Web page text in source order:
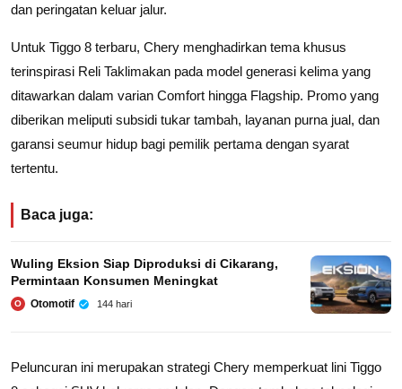
dan peringatan keluar jalur.
Untuk Tiggo 8 terbaru, Chery menghadirkan tema khusus
terinspirasi Reli Taklimakan pada model generasi kelima yang
ditawarkan dalam varian Comfort hingga Flagship. Promo yang
diberikan meliputi subsidi tukar tambah, layanan purna jual, dan
garansi seumur hidup bagi pemilik pertama dengan syarat
tertentu.
Baca juga:
Wuling Eksion Siap Diproduksi di Cikarang,
Permintaan Konsumen Meningkat
O Otomotif 144 hari
Peluncuran ini merupakan strategi Chery memperkuat lini Tiggo